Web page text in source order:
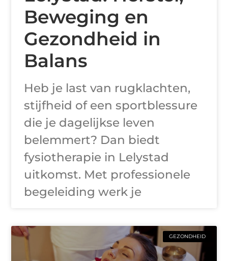
Beweging en
Gezondheid in
Balans
Heb je last van rugklachten,
stijfheid of een sportblessure
die je dagelijkse leven
belemmert? Dan biedt
fysiotherapie in Lelystad
uitkomst. Met professionele
begeleiding werk je
GEZONDHEID